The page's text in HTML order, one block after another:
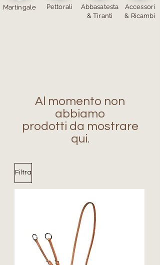
Martingale Pettorali
Abbasatesta
& Tiranti
Accessori
& Ricambi
Al momento non
abbiamo
prodotti da mostrare
qui.
Filtra